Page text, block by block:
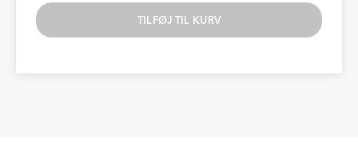
TILFØJ TIL KURV